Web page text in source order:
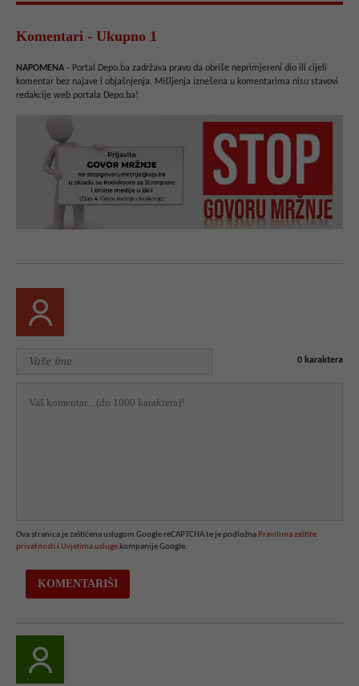
Komentari - Ukupno 1
NAPOMENA - Portal Depo.ba zadržava pravo da obriše neprimjereni dio ili cijeli
komentar bez najave i objašnjenja. Mišljenja iznešena u komentarima nisu stavovi
redakcije web portala Depo.ba!
0 karaktera
Ova stranica je zaštićena uslugom Google reCAPTCHA te je podložna Pravilima zaštite
privatnosti i Uvjetima usluge kompanije Google.